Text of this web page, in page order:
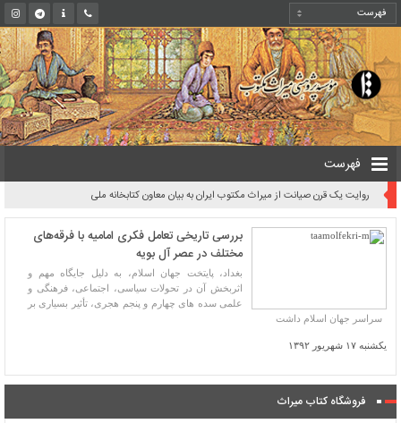
فهرست
روایت یک قرن صیانت از میراث مکتوب ایران به بیان معاون کتابخانه ملی
بررسی تاریخی تعامل فکری امامیه با فرقه‌های
مختلف در عصر آل بویه
بغداد، پایتخت جهان اسلام، به دلیل جایگاه مهم و
اثربخش آن در تحولات سیاسی، اجتماعی، فرهنگی و
علمی سده های چهارم و پنجم هجری، تأثیر بسیاری بر
سراسر جهان اسلام داشت
یکشنبه ۱۷ شهریور ۱۳۹۲
فروشگاه کتاب میراث